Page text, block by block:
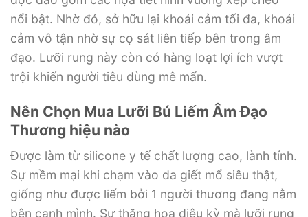
nổi bật. Nhờ đó, sở hữu lại khoái cảm tối đa, khoái
cảm vô tận nhờ sự cọ sát liên tiếp bên trong âm
đạo. Lưỡi rung này còn có hàng loạt lợi ích vượt
trội khiến người tiêu dùng mê mẩn.
Nên Chọn Mua Lưỡi Bú Liếm Âm Đạo
Thương hiệu nào
Được làm từ silicone y tế chất lượng cao, lành tính.
Sự mềm mại khi chạm vào da giết mổ siêu thật,
giống như được liếm bởi 1 người thương đang nằm
bên cạnh mình. Sự thăng hoa diệu kỳ mà lưỡi rung